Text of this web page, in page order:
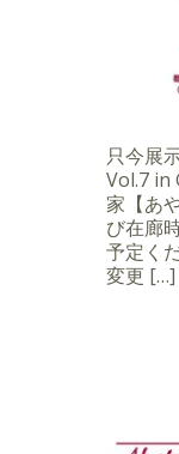
只今展
Vol.7 in
家【あ
び在廊
予定く
変更 […]